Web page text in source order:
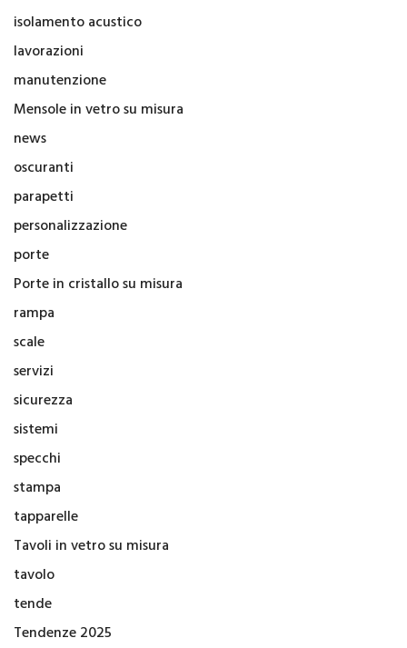
isolamento acustico
lavorazioni
manutenzione
Mensole in vetro su misura
news
oscuranti
parapetti
personalizzazione
porte
Porte in cristallo su misura
rampa
scale
servizi
sicurezza
sistemi
specchi
stampa
tapparelle
Tavoli in vetro su misura
tavolo
tende
Tendenze 2025